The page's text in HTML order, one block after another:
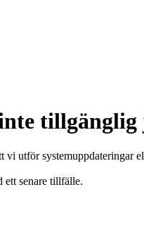
tillgänglig
vi utför systemuppdateringar
ett senare tillfälle.